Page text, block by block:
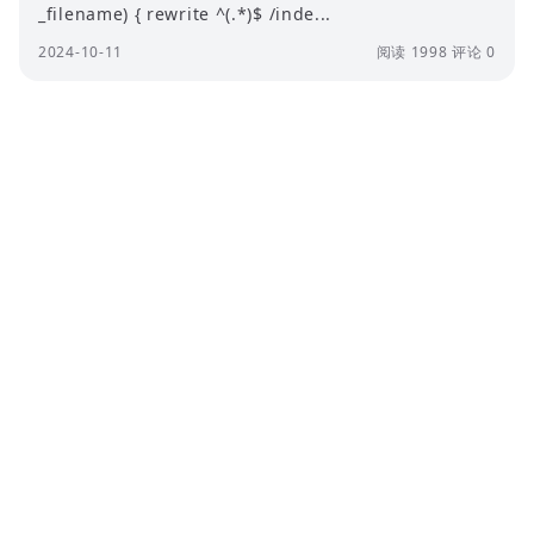
_filename) { rewrite ^(.*)$ /inde...
2024-10-11 阅读 1998 评论 0